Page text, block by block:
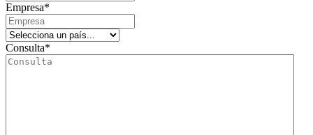
Empresa*
Consulta*